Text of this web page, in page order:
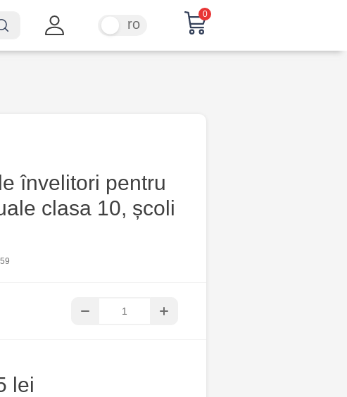
ro
0
învelitori pentru
clasa 10, școli
lei